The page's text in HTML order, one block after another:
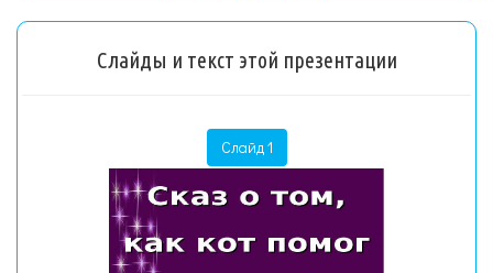
Слайды и текст этой презентации
Слайд 1